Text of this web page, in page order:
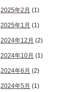
2025年2月 (1)
2025年1月 (1)
2024年12月 (2)
2024年10月 (1)
2024年6月 (2)
2024年5月 (1)